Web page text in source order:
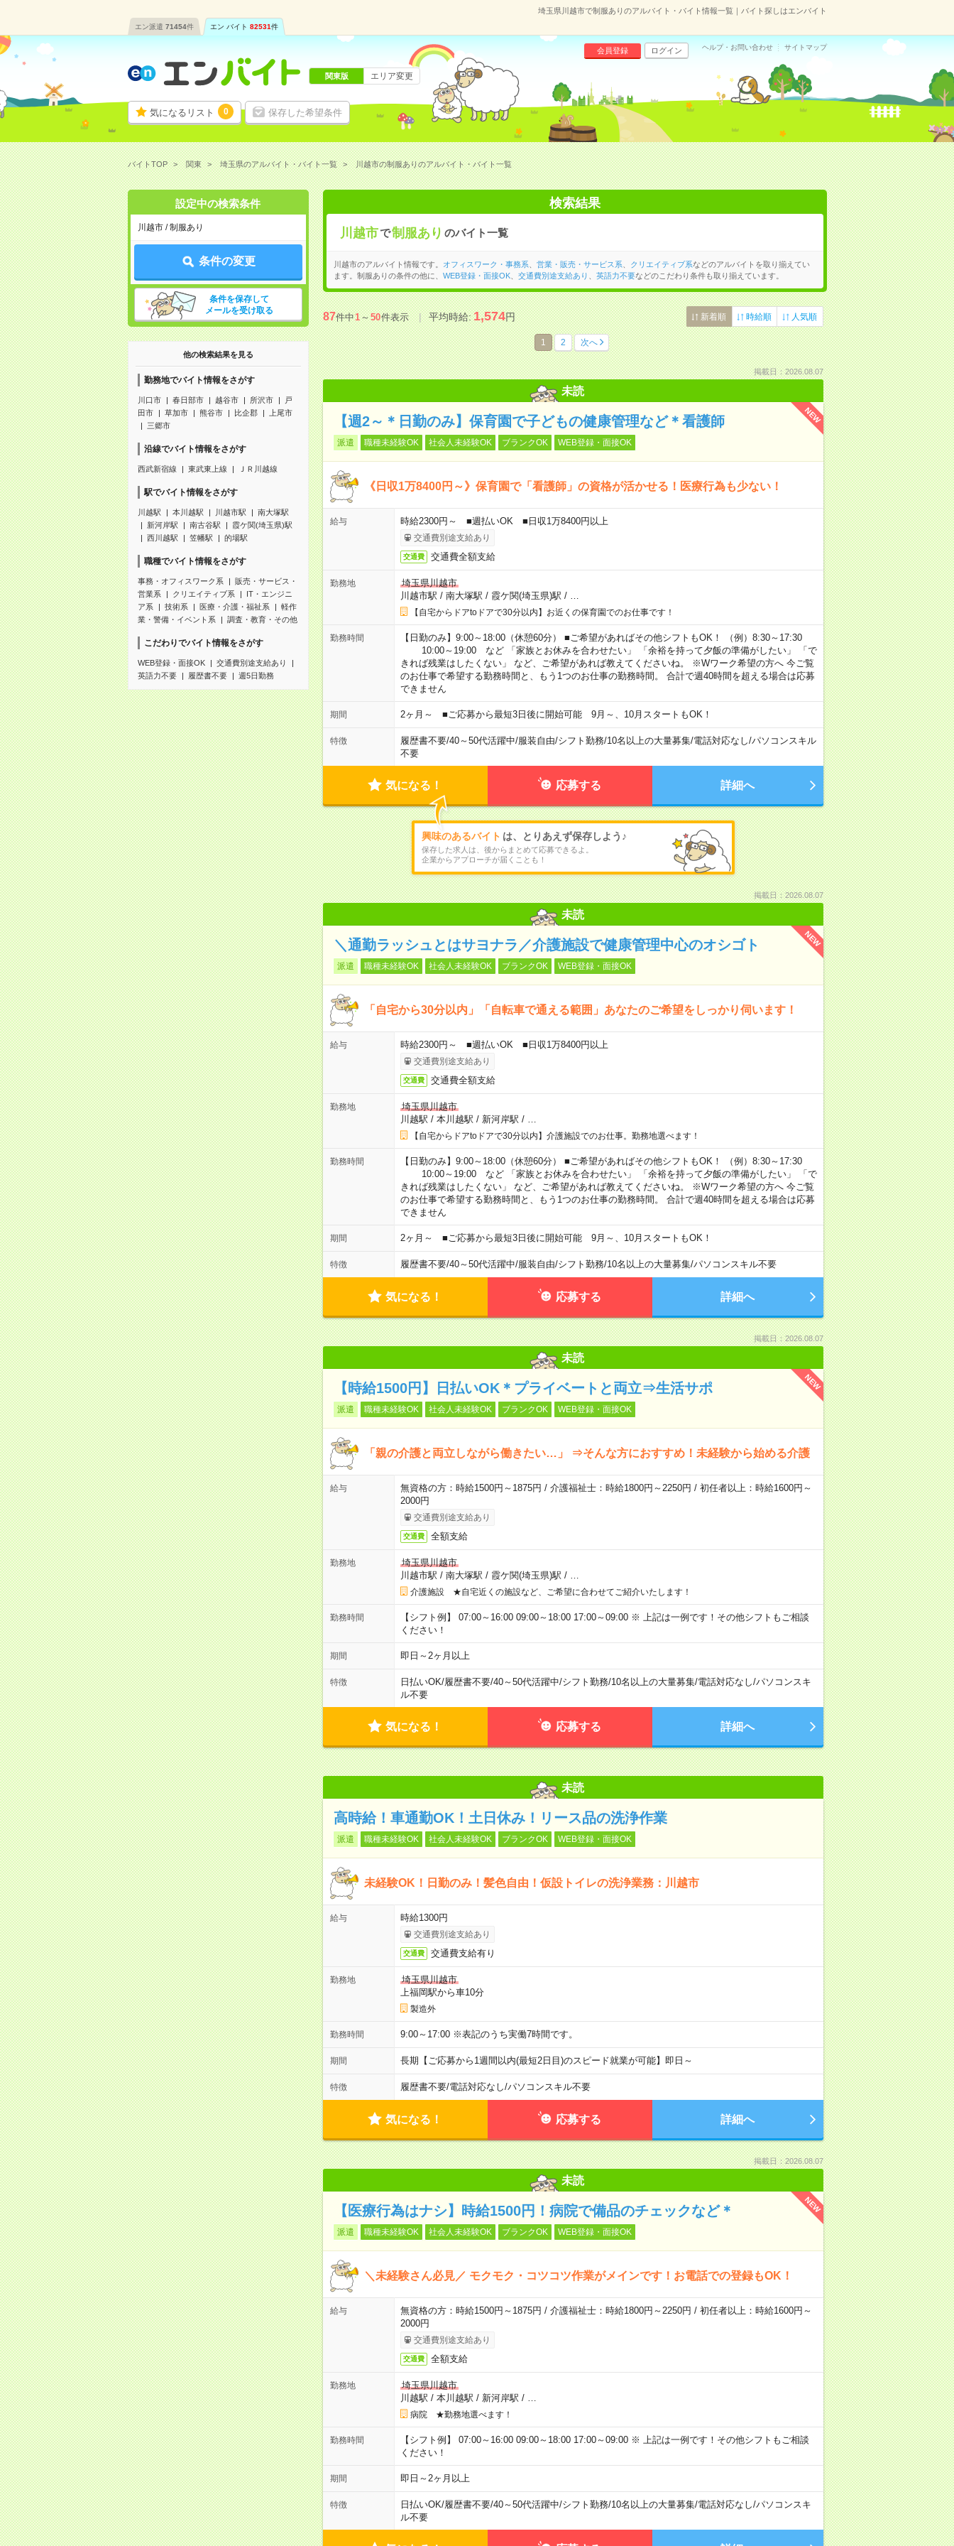
埼玉県川越市で制服ありのアルバイト・バイト情報一覧｜バイト探しはエンバイト
エン派遣 71454件 エン バイト 82531件
気になるリスト 0 保存した希望条件
会員登録 ログイン ヘルプ・お問い合わせ サイトマップ
関東版 エリア変更
バイトTOP 関東 埼玉県のアルバイト・バイト一覧 川越市の制服ありのアルバイト・バイト一覧
設定中の検索条件
川越市 / 制服あり
条件の変更
条件を保存して
メールを受け取る
他の検索結果を見る
勤務地でバイト情報をさがす
川口市 春日部市 越谷市 所沢市
戸
田市
草加市 熊谷市 比企郡
上尾市
三郷市
沿線でバイト情報をさがす
西武新宿線 東武東上線 ＪＲ川越線
駅でバイト情報をさがす
川越駅 本川越駅 川越市駅
南大塚駅
新河岸駅
南古谷駅
霞ケ関(埼玉県)駅
西川越駅
笠幡駅 的場駅
職種でバイト情報をさがす
事務・オフィスワーク系
販売・サービス・
営業系
クリエイティブ系
IT・エンジニ
ア系
技術系 医療・介護・福祉系
軽作
業・警備・イベント系
調査・教育・その他
こだわりでバイト情報をさがす
WEB登録・面接OK
交通費別途支給あり
英語力不要
履歴書不要 週5日勤務
検索結果
川越市で制服あり のバイト一覧
川越市のアルバイト情報です。 オフィスワーク・事務系 営業・販売・サービス系 クリエイティブ系などのアルバイトを取り揃えてい
ます。制服ありの条件の他に、 WEB登録・面接OK、 交通費別途支給あり 英語力不要などのこだわり条件も取り揃えています。
87件中1～50件表示 平均時給:1,574円 新着順 時給順 人気順
1 2 次へ
掲載日：2026.08.07
未読
NEW
【週2～＊日勤のみ】保育園で子どもの健康管理など＊看護師
派遣 職種未経験OK 社会人未経験OK ブランクOK WEB登録・面接OK
《日収1万8400円～》保育園で「看護師」の資格が活かせる！医療行為も少ない！
給与 時給2300円～ ■週払いOK ■日収1万8400円以上
交通費別途支給あり
交通費 交通費全額支給
勤務地
埼玉県川越市
川越市駅 / 南大塚駅 / 霞ケ関(埼玉県)駅 /
【自宅からドアtoドアで30分以内】お近くの保育園でのお仕事です！
勤務時間
【日勤のみ】9:00～18:00（休憩60分） ■ご希望があればその他シフトもOK！ （例）8:30～17:30
10:00～19:00 など 「家族とお休みを合わせたい」 「余裕を持って夕飯の準備がしたい」 「で
きれば残業はしたくない」 など、ご希望があれば教えてくださいね。 ※Wワーク希望の方へ 今ご覧
のお仕事で希望する勤務時間と、もう1つのお仕事の勤務時間。 合計で週40時間を超える場合は応募
できません
期間 2ヶ月～ ■ご応募から最短3日後に開始可能 9月～、10月スタートもOK！
特徴 履歴書不要/40～50代活躍中/服装自由/シフト勤務/10名以上の大量募集/電話対応なし/パソコンスキル
不要
気になる！ 応募する 詳細へ
興味のあるバイト は、とりあえず保存しよう♪
保存した求人は、後からまとめて応募できるよ。
企業からアプローチが届くことも！
掲載日：2026.08.07
未読
NEW
＼通勤ラッシュとはサヨナラ／介護施設で健康管理中心のオシゴト
派遣 職種未経験OK 社会人未経験OK ブランクOK WEB登録・面接OK
「自宅から30分以内」「自転車で通える範囲」あなたのご希望をしっかり伺います！
給与 時給2300円～ ■週払いOK ■日収1万8400円以上
交通費別途支給あり
交通費 交通費全額支給
勤務地
埼玉県川越市
川越駅 / 本川越駅 / 新河岸駅 /
【自宅からドアtoドアで30分以内】介護施設でのお仕事。勤務地選べます！
勤務時間
【日勤のみ】9:00～18:00（休憩60分） ■ご希望があればその他シフトもOK！ （例）8:30～17:30
10:00～19:00 など 「家族とお休みを合わせたい」 「余裕を持って夕飯の準備がしたい」 「で
きれば残業はしたくない」 など、ご希望があれば教えてくださいね。 ※Wワーク希望の方へ 今ご覧
のお仕事で希望する勤務時間と、もう1つのお仕事の勤務時間。 合計で週40時間を超える場合は応募
できません
期間 2ヶ月～ ■ご応募から最短3日後に開始可能 9月～、10月スタートもOK！
特徴 履歴書不要/40～50代活躍中/服装自由/シフト勤務/10名以上の大量募集/パソコンスキル不要
気になる！ 応募する 詳細へ
掲載日：2026.08.07
未読
NEW
【時給1500円】日払いOK＊プライベートと両立⇒生活サポ
派遣 職種未経験OK 社会人未経験OK ブランクOK WEB登録・面接OK
「親の介護と両立しながら働きたい…」 ⇒そんな方におすすめ！未経験から始める介護
給与
無資格の方：時給1500円～1875円 / 介護福祉士：時給1800円～2250円 / 初任者以上：時給1600円～
2000円
交通費別途支給あり
交通費 全額支給
勤務地
埼玉県川越市
川越市駅 / 南大塚駅 / 霞ケ関(埼玉県)駅 /
介護施設 ★自宅近くの施設など、ご希望に合わせてご紹介いたします！
勤務時間
【シフト例】 07:00～16:00 09:00～18:00 17:00～09:00 ※ 上記は一例です！その他シフトもご相談
ください！
期間 即日～2ヶ月以上
特徴 日払いOK/履歴書不要/40～50代活躍中/シフト勤務/10名以上の大量募集/電話対応なし/パソコンスキ
ル不要
気になる！ 応募する 詳細へ
未読
高時給！車通勤OK！土日休み！リース品の洗浄作業
派遣 職種未経験OK 社会人未経験OK ブランクOK WEB登録・面接OK
未経験OK！日勤のみ！髪色自由！仮設トイレの洗浄業務：川越市
給与 時給1300円
交通費別途支給あり
交通費 交通費支給有り
勤務地
埼玉県川越市
上福岡駅から車10分
製造外
勤務時間 9:00～17:00 ※表記のうち実働7時間です。
期間 長期【ご応募から1週間以内(最短2日目)のスピード就業が可能】即日～
特徴 履歴書不要/電話対応なし/パソコンスキル不要
気になる！ 応募する 詳細へ
掲載日：2026.08.07
未読
NEW
【医療行為はナシ】時給1500円！病院で備品のチェックなど＊
派遣 職種未経験OK 社会人未経験OK ブランクOK WEB登録・面接OK
＼未経験さん必見／ モクモク・コツコツ作業がメインです！お電話での登録もOK！
給与
無資格の方：時給1500円～1875円 / 介護福祉士：時給1800円～2250円 / 初任者以上：時給1600円～
2000円
交通費別途支給あり
交通費 全額支給
勤務地
埼玉県川越市
川越駅 / 本川越駅 / 新河岸駅 /
病院 ★勤務地選べます！
勤務時間
【シフト例】 07:00～16:00 09:00～18:00 17:00～09:00 ※ 上記は一例です！その他シフトもご相談
ください！
期間 即日～2ヶ月以上
特徴 日払いOK/履歴書不要/40～50代活躍中/シフト勤務/10名以上の大量募集/電話対応なし/パソコンスキ
ル不要